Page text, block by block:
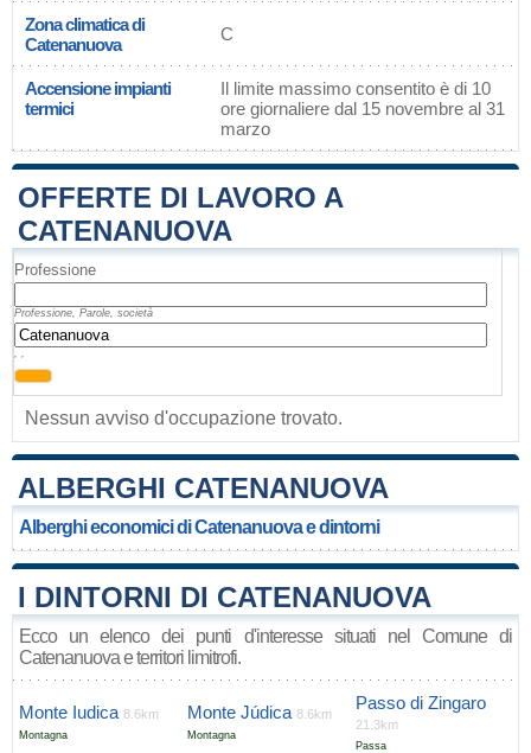
Zona climatica di
Catenanuova
C
Accensione impianti
termici
Il limite massimo consentito è di 10
ore giornaliere dal 15 novembre al 31
marzo
OFFERTE DI LAVORO A
CATENANUOVA
Professione
Professione, Parole, società
, ,
Nessun avviso d'occupazione trovato.
ALBERGHI CATENANUOVA
Alberghi economici di Catenanuova e dintorni
I DINTORNI DI CATENANUOVA
Ecco un elenco dei punti d'interesse situati nel Comune di
Catenanuova e territori limitrofi.
Monte Iudica 8.6km
Montagna
Monte Júdica 8.6km
Montagna
Passo di Zingaro
21.3km
Passa